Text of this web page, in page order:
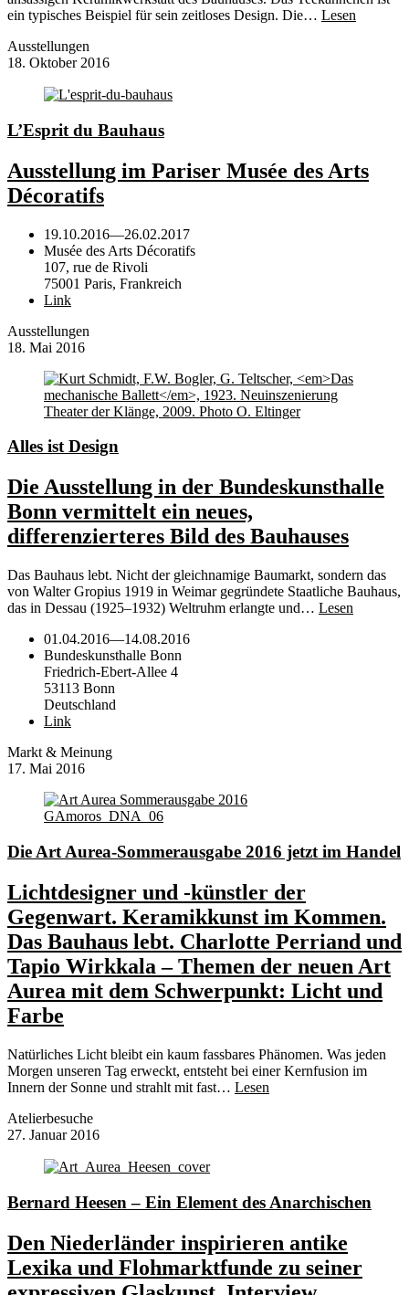
ein typisches Beispiel für sein zeitloses Design. Die… Lesen
Ausstellungen
18. Oktober 2016
L’Esprit du Bauhaus
Ausstellung im Pariser Musée des Arts
Décoratifs
19.10.2016—26.02.2017
Musée des Arts Décoratifs
107, rue de Rivoli
75001 Paris, Frankreich
Link
Ausstellungen
18. Mai 2016
Alles ist Design
Die Ausstellung in der Bundeskunsthalle
Bonn vermittelt ein neues,
differenzierteres Bild des Bauhauses
Das Bauhaus lebt. Nicht der gleichnamige Baumarkt, sondern das
von Walter Gropius 1919 in Weimar gegründete Staatliche Bauhaus,
das in Dessau (1925–1932) Weltruhm erlangte und… Lesen
01.04.2016—14.08.2016
Bundeskunsthalle Bonn
Friedrich-Ebert-Allee 4
53113 Bonn
Deutschland
Link
Markt & Meinung
17. Mai 2016
Die Art Aurea-Sommerausgabe 2016 jetzt im Handel
Lichtdesigner und -künstler der
Gegenwart. Keramikkunst im Kommen.
Das Bauhaus lebt. Charlotte Perriand und
Tapio Wirkkala – Themen der neuen Art
Aurea mit dem Schwerpunkt: Licht und
Farbe
Natürliches Licht bleibt ein kaum fassbares Phänomen. Was jeden
Morgen unseren Tag erweckt, entsteht bei einer Kernfusion im
Innern der Sonne und strahlt mit fast… Lesen
Atelierbesuche
27. Januar 2016
Bernard Heesen – Ein Element des Anarchischen
Den Niederländer inspirieren antike
Lexika und Flohmarktfunde zu seiner